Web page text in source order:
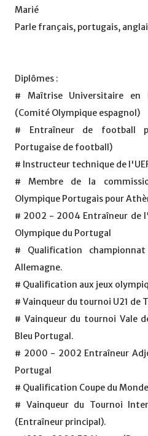
Marié
Parle français, portugais,
Diplômes :
# Maîtrise Universitaire en
(Comité Olympique espagnol)
# Entraîneur de football
Portugaise de football)
# Instructeur technique de
# Membre de la
Olympique Portugais pour
# 2002 - 2004 Entraîneur de
Olympique du Portugal
# Qualification
Allemagne.
# Qualification aux jeux
# Vainqueur du tournoi U21 de
# Vainqueur du tournoi Vale
Bleu Portugal.
# 2000 - 2002 Entraîneur
Portugal
# Qualification Coupe du
# Vainqueur du Tournoi
(Entraîneur principal).